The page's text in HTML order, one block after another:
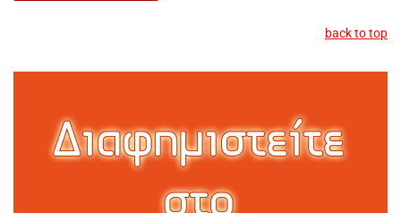
back to top